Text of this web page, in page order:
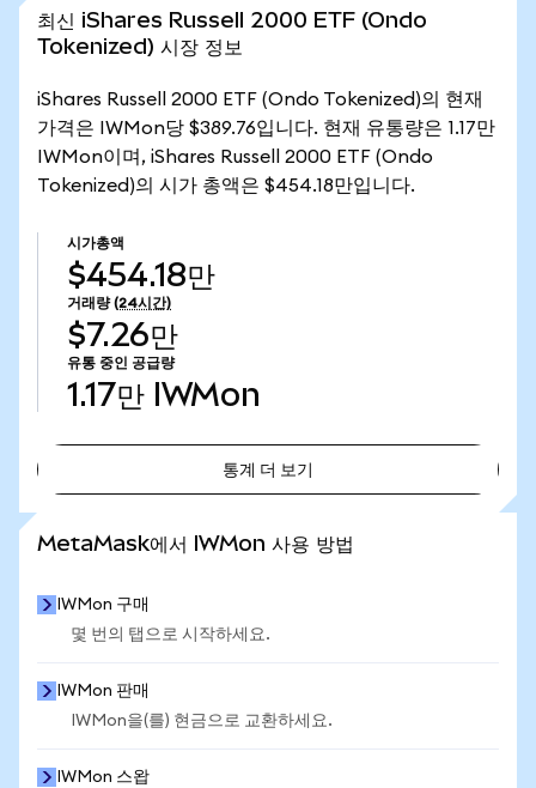
최신 iShares Russell 2000 ETF (Ondo
Tokenized) 시장 정보
iShares Russell 2000 ETF (Ondo Tokenized)의 현재
가격은 IWMon당 $389.76입니다. 현재 유통량은 1.17만
IWMon이며, iShares Russell 2000 ETF (Ondo
Tokenized)의 시가 총액은 $454.18만입니다.
시가총액
$454.18만
거래량 (24시간)
$7.26만
유통 중인 공급량
1.17만 IWMon
통계 더 보기
MetaMask에서 IWMon 사용 방법
IWMon 구매
몇 번의 탭으로 시작하세요.
IWMon 판매
IWMon을(를) 현금으로 교환하세요.
IWMon 스왑